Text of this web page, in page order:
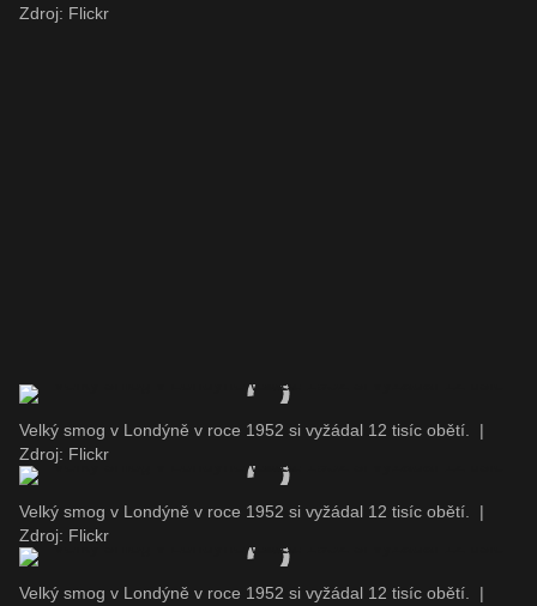
Zdroj: Flickr
Velký smog v Londýně v roce 1952 si vyžádal 12 tisíc obětí.
|
Zdroj: Flickr
Velký smog v Londýně v roce 1952 si vyžádal 12 tisíc obětí.
|
Zdroj: Flickr
Velký smog v Londýně v roce 1952 si vyžádal 12 tisíc obětí.
|